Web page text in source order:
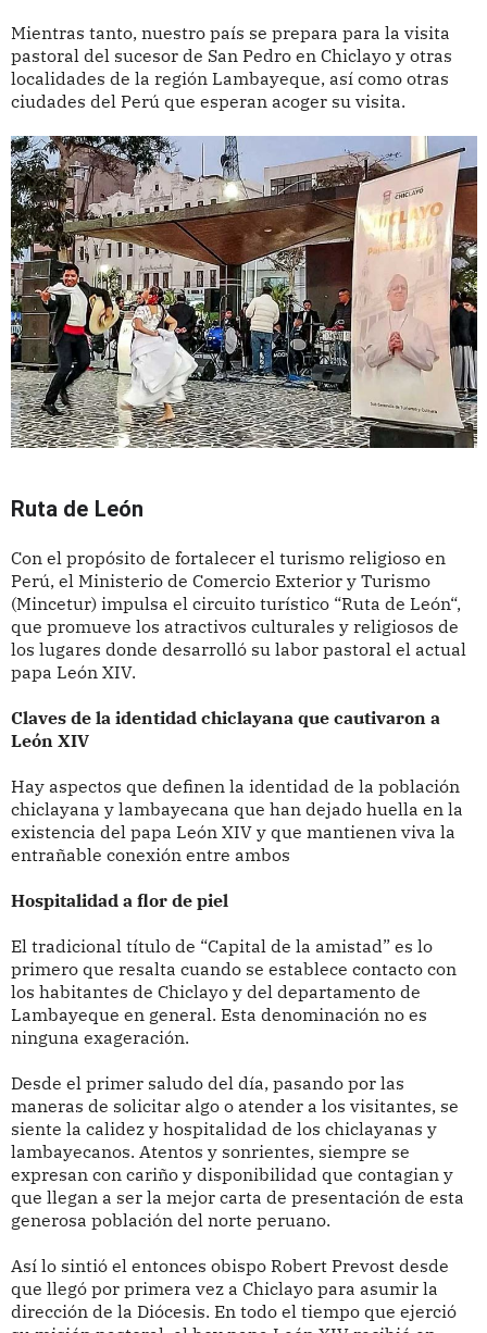
Mientras tanto, nuestro país se prepara para la visita
pastoral del sucesor de San Pedro en Chiclayo y otras
localidades de la región Lambayeque, así como otras
ciudades del Perú que esperan acoger su visita.
Ruta de León
Con el propósito de fortalecer el turismo religioso en
Perú, el Ministerio de Comercio Exterior y Turismo
(Mincetur) impulsa el circuito turístico “Ruta de León“,
que promueve los atractivos culturales y religiosos de
los lugares donde desarrolló su labor pastoral el actual
papa León XIV.
Claves de la identidad chiclayana que cautivaron a
León XIV
Hay aspectos que definen la identidad de la población
chiclayana y lambayecana que han dejado huella en la
existencia del papa León XIV y que mantienen viva la
entrañable conexión entre ambos
Hospitalidad a flor de piel
El tradicional título de “Capital de la amistad” es lo
primero que resalta cuando se establece contacto con
los habitantes de Chiclayo y del departamento de
Lambayeque en general. Esta denominación no es
ninguna exageración.
Desde el primer saludo del día, pasando por las
maneras de solicitar algo o atender a los visitantes, se
siente la calidez y hospitalidad de los chiclayanas y
lambayecanos. Atentos y sonrientes, siempre se
expresan con cariño y disponibilidad que contagian y
que llegan a ser la mejor carta de presentación de esta
generosa población del norte peruano.
Así lo sintió el entonces obispo Robert Prevost desde
que llegó por primera vez a Chiclayo para asumir la
dirección de la Diócesis. En todo el tiempo que ejerció